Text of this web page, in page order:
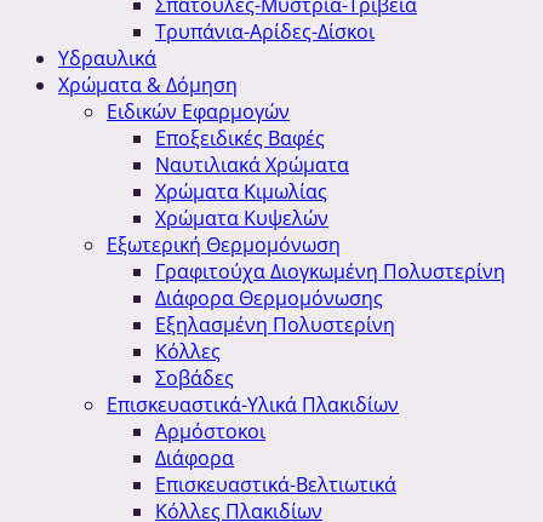
Τρυπάνια-Αρίδες-Δίσκοι
Υδραυλικά
Χρώματα & Δόμηση
Ειδικών Εφαρμογών
Εποξειδικές Βαφές
Ναυτιλιακά Χρώματα
Χρώματα Κιμωλίας
Χρώματα Κυψελών
Εξωτερική Θερμομόνωση
Γραφιτούχα Διογκωμένη Πολυστερίνη
Διάφορα Θερμομόνωσης
Εξηλασμένη Πολυστερίνη
Κόλλες
Σοβάδες
Επισκευαστικά-Υλικά Πλακιδίων
Αρμόστοκοι
Διάφορα
Επισκευαστικά-Βελτιωτικά
Κόλλες Πλακιδίων